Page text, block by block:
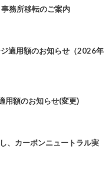
務所移転のご案内
適用額のお知らせ（2026年
額のお知らせ(変更)
、カーボンニュートラル実